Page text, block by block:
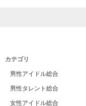
カテゴリ
男性アイドル総合
男性タレント総合
女性アイドル総合